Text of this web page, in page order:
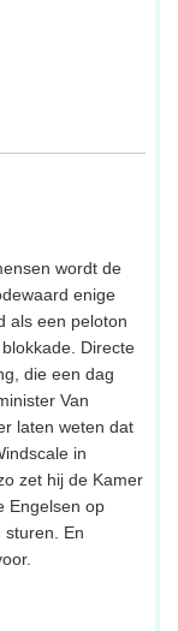
wordt de
enige
als een peloton
Directe
die een dag
Van
laten weten dat
in
zet hij de Kamer
Engelsen op
sturen. En